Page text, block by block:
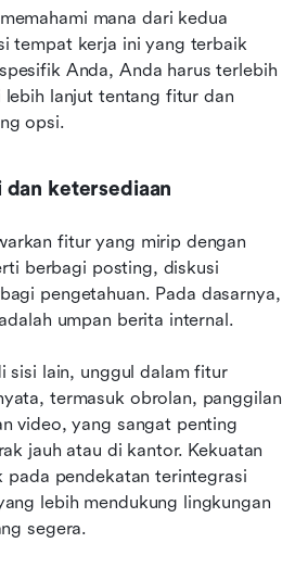
mana dari kedua
tempat kerja ini yang terbaik
Anda, Anda harus terlebih
lebih lanjut tentang fitur dan
opsi.
dan ketersediaan
fitur yang mirip dengan
berbagi posting, diskusi
pengetahuan. Pada dasarnya,
umpan berita internal.
sisi lain, unggul dalam fitur
termasuk obrolan, panggilan
video, yang sangat penting
jauh atau di kantor. Kekuatan
pendekatan terintegrasi
lebih mendukung lingkungan
segera.